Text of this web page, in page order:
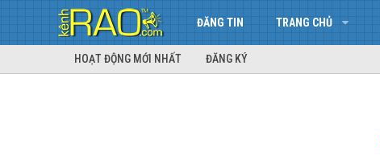
ĐĂNG TIN TRANG CHỦ
HOẠT ĐỘNG MỚI NHẤT ĐĂNG KÝ